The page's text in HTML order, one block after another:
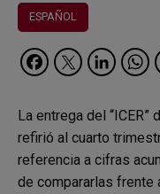
ESPAÑOL
La entrega del “ICER”
refirió al cuarto
referencia a cifras
de compararlas frente